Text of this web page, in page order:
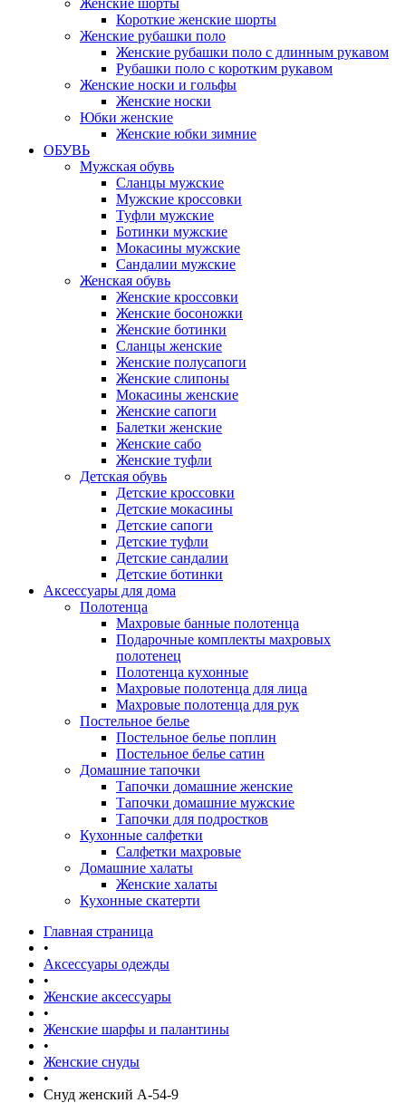
Женские шорты
Короткие женские шорты
Женские рубашки поло
Женские рубашки поло с длинным рукавом
Рубашки поло с коротким рукавом
Женские носки и гольфы
Женские носки
Юбки женские
Женские юбки зимние
ОБУВЬ
Мужская обувь
Сланцы мужские
Мужские кроссовки
Туфли мужские
Ботинки мужские
Мокасины мужские
Сандалии мужские
Женская обувь
Женские кроссовки
Женские босоножки
Женские ботинки
Сланцы женские
Женские полусапоги
Женские слипоны
Мокасины женские
Женские сапоги
Балетки женские
Женские сабо
Женские туфли
Детская обувь
Детские кроссовки
Детские мокасины
Детские сапоги
Детские туфли
Детские сандалии
Детские ботинки
Аксессуары для дома
Полотенца
Махровые банные полотенца
Подарочные комплекты махровых
полотенец
Полотенца кухонные
Махровые полотенца для лица
Махровые полотенца для рук
Постельное белье
Постельное белье поплин
Постельное белье сатин
Домашние тапочки
Тапочки домашние женские
Тапочки домашние мужские
Тапочки для подростков
Кухонные салфетки
Салфетки махровые
Домашние халаты
Женские халаты
Кухонные скатерти
Главная страница
•
Аксессуары одежды
•
Женские аксессуары
•
Женские шарфы и палантины
•
Женские снуды
•
Снуд женский A-54-9